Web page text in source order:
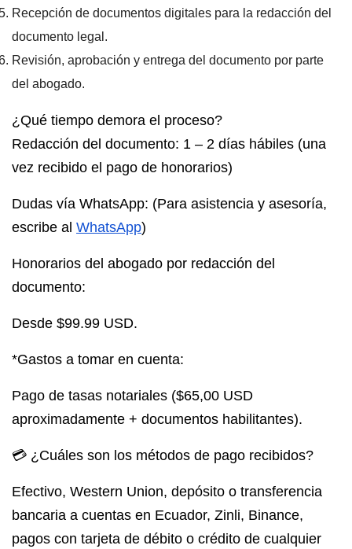
Recepción de documentos digitales para la redacción del
documento legal.
Revisión, aprobación y entrega del documento por parte
del abogado.
¿Qué tiempo demora el proceso?
Redacción del documento: 1 – 2 días hábiles (una
vez recibido el pago de honorarios)
Dudas vía WhatsApp: (Para asistencia y asesoría,
escribe al WhatsApp)
Honorarios del abogado por redacción del
documento:
Desde $99.99 USD.
*Gastos a tomar en cuenta:
Pago de tasas notariales ($65,00 USD
aproximadamente + documentos habilitantes).
💳 ¿Cuáles son los métodos de pago recibidos?
Efectivo, Western Union, depósito o transferencia
bancaria a cuentas en Ecuador, Zinli, Binance,
pagos con tarjeta de débito o crédito de cualquier